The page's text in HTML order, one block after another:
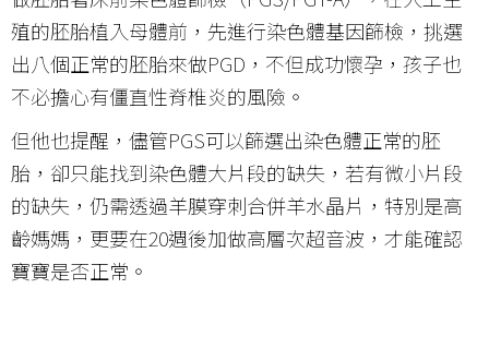
殖的胚胎植入母體前，先進行染色體基因篩檢，挑選
出八個正常的胚胎來做PGD，不但成功懷孕，孩子也
不必擔心有僵直性脊椎炎的風險。
但他也提醒，儘管PGS可以篩選出染色體正常的胚
胎，卻只能找到染色體大片段的缺失，若有微小片段
的缺失，仍需透過羊膜穿刺合併羊水晶片，特別是高
齡媽媽，更要在20週後加做高層次超音波，才能確認
寶寶是否正常。